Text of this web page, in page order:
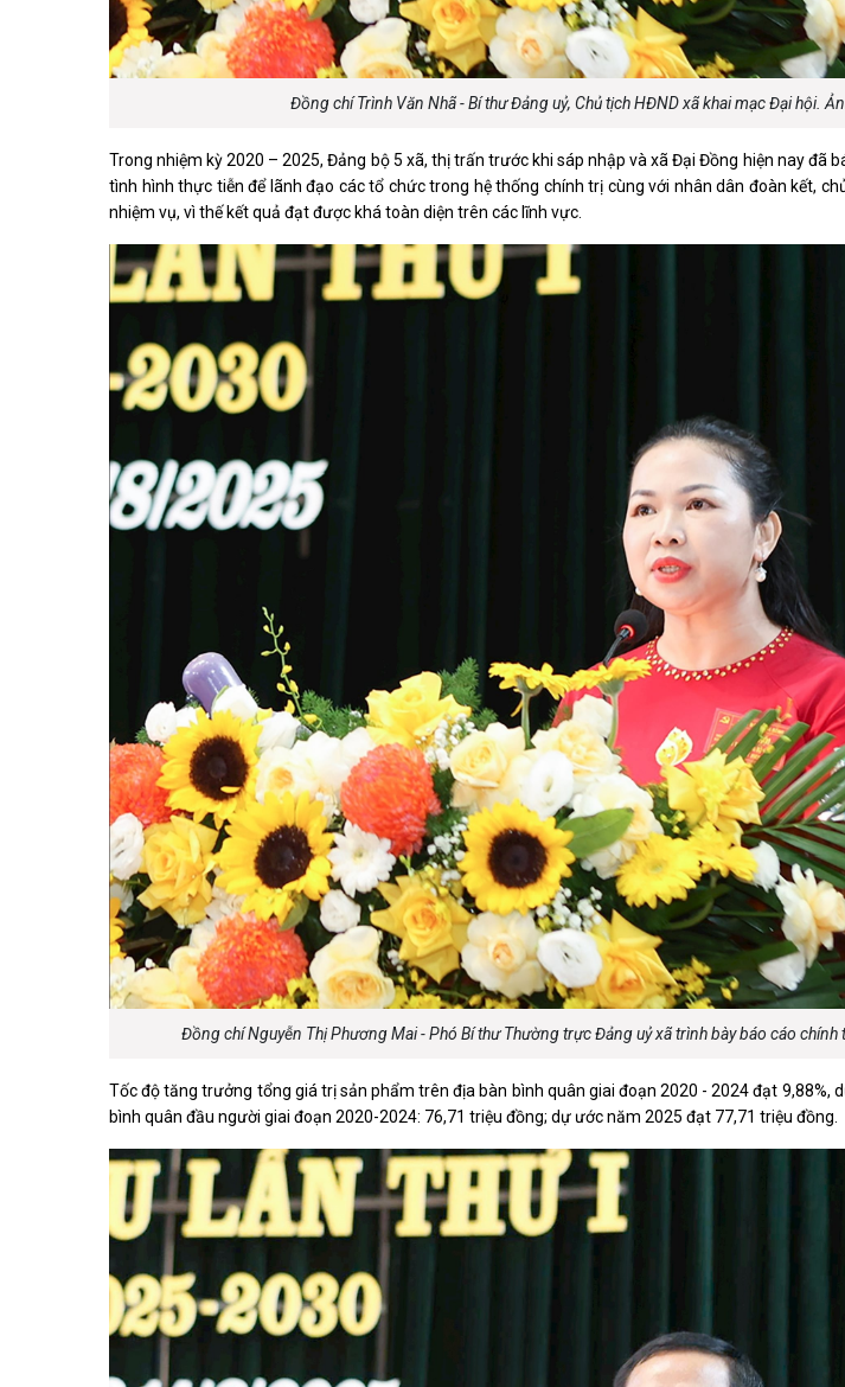
Đồng chí Trình Văn Nhã - Bí thư Đảng uỷ, Chủ tịch HĐND xã khai mạc Đại hội.
Trong nhiệm kỳ 2020 – 2025, Đảng bộ 5 xã, thị trấn trước khi sáp nhập và xã Đại Đồng hiện nay đã
tình hình thực tiễn để lãnh đạo các tổ chức trong hệ thống chính trị cùng với nhân dân đoàn kết,
nhiệm vụ, vì thế kết quả đạt được khá toàn diện trên các lĩnh vực.
Đồng chí Nguyễn Thị Phương Mai - Phó Bí thư Thường trực Đảng uỷ xã trình bày báo cáo chính
Tốc độ tăng trưởng tổng giá trị sản phẩm trên địa bàn bình quân giai đoạn 2020 - 2024 đạt 9,88%,
bình quân đầu người giai đoạn 2020-2024: 76,71 triệu đồng; dự ước năm 2025 đạt 77,71 triệu đồng.